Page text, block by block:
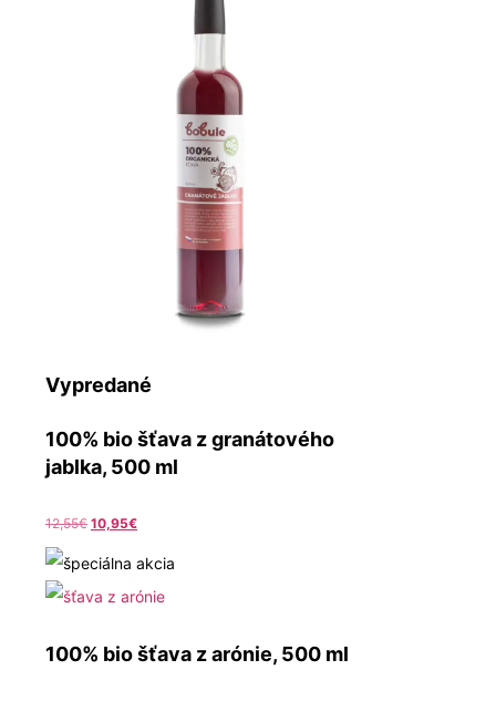
Vypredané
100% bio šťava z granátového
jablka, 500 ml
12,55€ Pôvodná
cena
bola:
10,95€
cena
je:
100% bio šťava z arónie, 500 ml